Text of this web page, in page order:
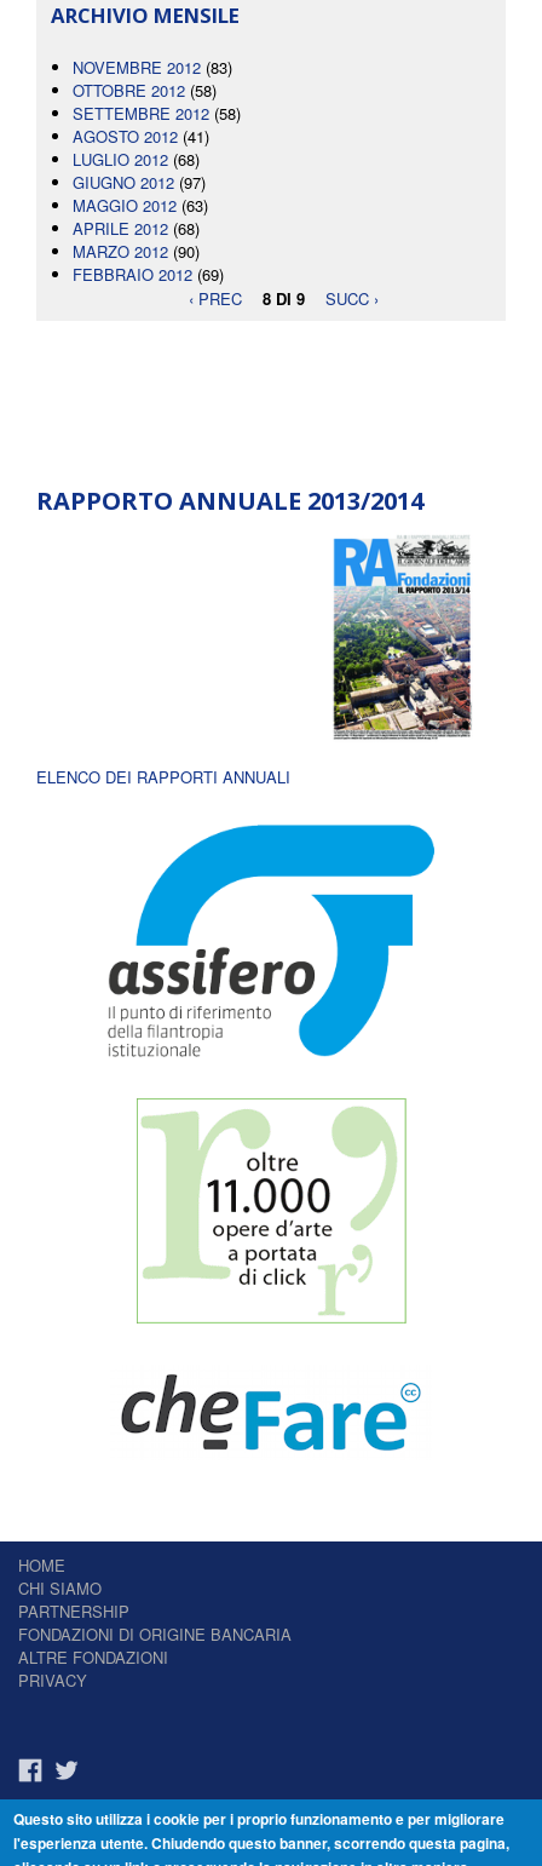
ARCHIVIO MENSILE
NOVEMBRE 2012 (83)
OTTOBRE 2012 (58)
SETTEMBRE 2012 (58)
AGOSTO 2012 (41)
LUGLIO 2012 (68)
GIUGNO 2012 (97)
MAGGIO 2012 (63)
APRILE 2012 (68)
MARZO 2012 (90)
FEBBRAIO 2012 (69)
‹ PREC
8 DI 9 SUCC ›
RAPPORTO ANNUALE 2013/2014
ELENCO DEI RAPPORTI ANNUALI
HOME
CHI SIAMO
PARTNERSHIP
FONDAZIONI DI ORIGINE BANCARIA
ALTRE FONDAZIONI
PRIVACY
Il Giornale delle Fondazioni - Periodico telematico
Reg. Tribunale n.7 del 22/07/2014 – ISSN 2421-2466
Questo sito utilizza i cookie per i proprio funzionamento e per migliorare
l'esperienza utente. Chiudendo questo banner, scorrendo questa pagina,